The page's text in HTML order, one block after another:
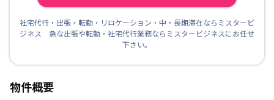
社宅代行・出張・転勤・リロケーション・中・長期滞在ならミスタービ
ジネス 急な出張や転勤・社宅代行業務ならミスタービジネスにお任せ
下さい。
物件概要